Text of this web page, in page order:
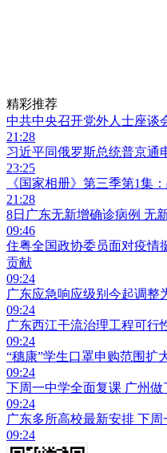
精彩推荐
中共中央召开党外人士座谈
21:28
习近平同俄罗斯总统普京通
23:25
《国家相册》第三季第1集
21:28
8日广东无新增确诊病例 无
09:46
住粤全国政协委员面对疫情
贡献
09:24
广东应急响应级别今起调整
09:24
广东西江干流治理工程可行
09:24
“穗康”学生口罩申购范围扩
09:24
下周一中学全面复课 广州做
09:24
广东多所高校最新安排 下
09:24